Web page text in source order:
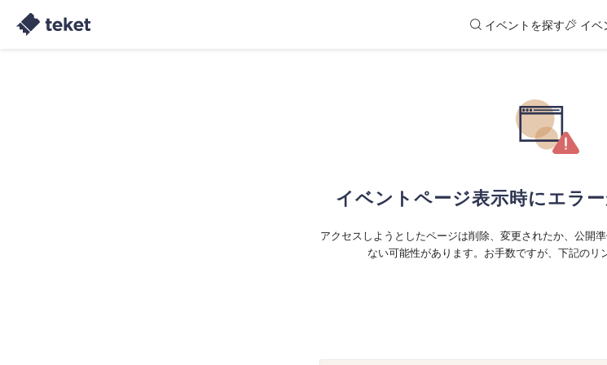
イベントを探す イベ
イベントページ表示時にエラー
アクセスしようとしたページは削除、変更されたか、公開
ない可能性があります。お手数ですが、下記のリ